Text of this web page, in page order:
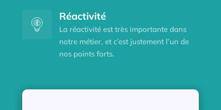
Réactivité
La réactivité est très importante dans
notre métier, et c’est justement l’un de
nos points forts.